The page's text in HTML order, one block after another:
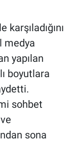
medya
yapılan
boyutlara
sohbet
sona